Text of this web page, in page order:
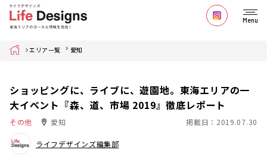
Menu
Home エリア一覧 愛知
ショッピングに、ライブに、遊園地。東海エリアの一
大イベント『森、道、市場 2019』徹底レポート
その他 愛知 掲載日：2019.07.30
ライフデザインズ編集部